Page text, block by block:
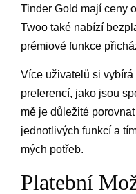
Tinder Gold mají ceny
Twoo také nabízí
prémiové funkce
Více uživatelů si
preferencí, jako jsou
mě je důležité
jednotlivých funkcí a
mých potřeb.
Platební